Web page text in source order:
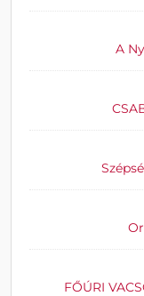
A
FŐÚRI